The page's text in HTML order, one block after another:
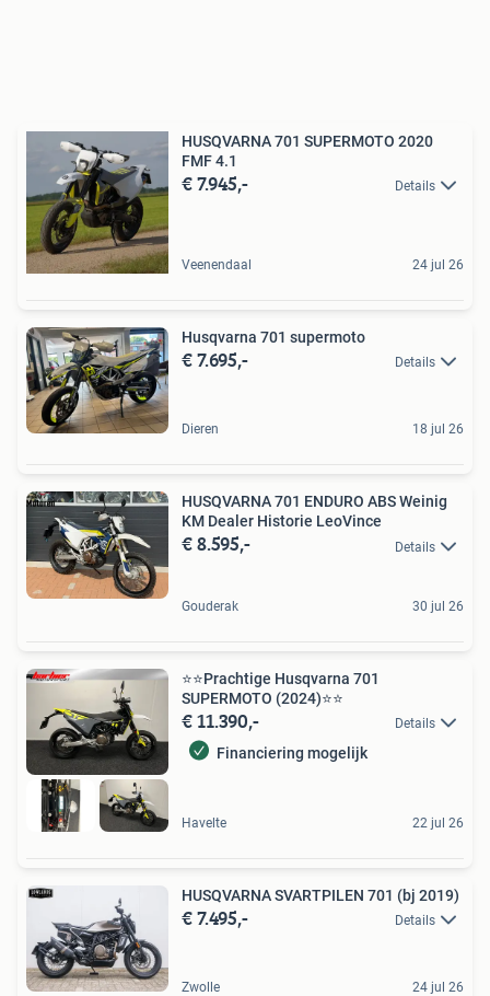
HUSQVARNA 701 SUPERMOTO 2020
FMF 4.1
€ 7.945,- Details
Veenendaal 24 jul 26
Husqvarna 701 supermoto
€ 7.695,- Details
Dieren 18 jul 26
HUSQVARNA 701 ENDURO ABS Weinig
KM Dealer Historie LeoVince
€ 8.595,- Details
Gouderak 30 jul 26
⭐️⭐Prachtige Husqvarna 701
SUPERMOTO (2024)⭐️⭐
€ 11.390,- Details
Financiering mogelijk
Havelte 22 jul 26
HUSQVARNA SVARTPILEN 701 (bj 2019)
€ 7.495,- Details
Zwolle 24 jul 26